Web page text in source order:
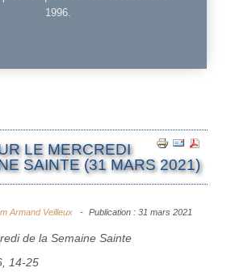
1996.
LE MERCREDI
SAINTE (31 MARS 2021)
Armand Veilleux Publication : 31 mars 2021
de la Semaine Sainte
14-25